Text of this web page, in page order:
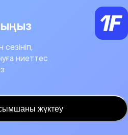
ниеттес
жүктеу